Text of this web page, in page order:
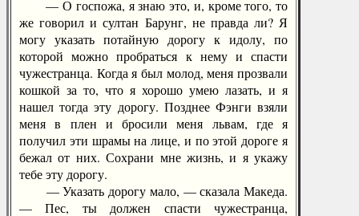
— О госпожа, я знаю это, и, кроме того, то
же говорил и султан Барунг, не правда ли? Я
могу указать потайную дорогу к идолу, по
которой можно пробраться к нему и спасти
чужестранца. Когда я был молод, меня прозвали
кошкой за то, что я хорошо умею лазать, и я
нашел тогда эту дорогу. Позднее Фэнги взяли
меня в плен и бросили меня львам, где я
получил эти шрамы на лице, и по этой дороге я
бежал от них. Сохрани мне жизнь, и я укажу
тебе эту дорогу.
— Указать дорогу мало, — сказала Македа.
— Пес, ты должен спасти чужестранца,